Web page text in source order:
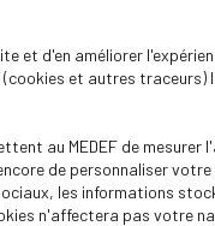
légales
et d'en améliorer
et autres traceurs)
au MEDEF de mesurer
de personnaliser
les informations
n'affectera pas votre